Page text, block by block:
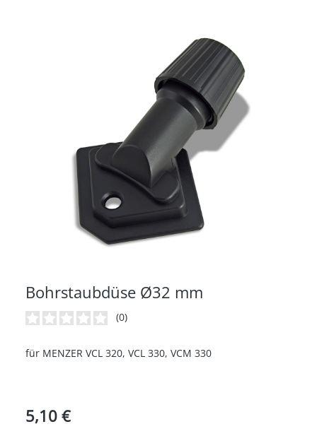
Bohrstaubdüse Ø32 mm
(0)
für MENZER VCL 320, VCL 330, VCM 330
5,10 €